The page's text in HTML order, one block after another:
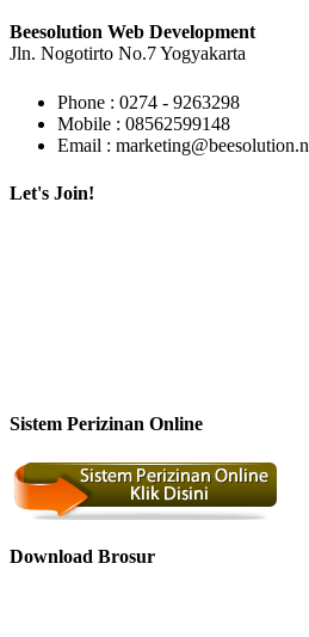
Beesolution Web Development
Jln. Nogotirto No.7 Yogyakarta
Phone : 0274 - 9263298
Mobile : 08562599148
Email :
Let's Join!
Sistem Perizinan Online
Download Brosur